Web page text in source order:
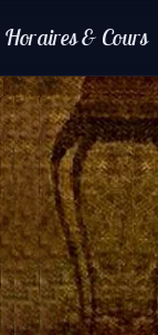
Horaires & Cours